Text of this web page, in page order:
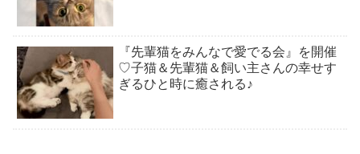
『先輩猫をみんなで愛でる会』を開催
♡子猫＆先輩猫＆飼い主さんの幸せす
ぎるひと時に癒される♪